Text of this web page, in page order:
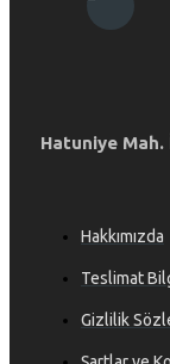
Hatuniye Mah.
Hakkımızda
Teslimat
Gizlilik